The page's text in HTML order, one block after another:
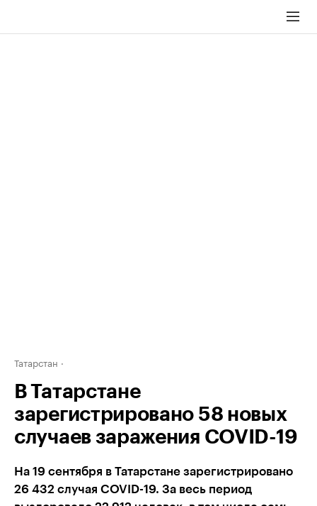
Татарстан
В Татарстане
зарегистрировано 58 новых
случаев заражения COVID-19
На 19 сентября в Татарстане зарегистрировано
26 432 случая COVID-19. За весь период